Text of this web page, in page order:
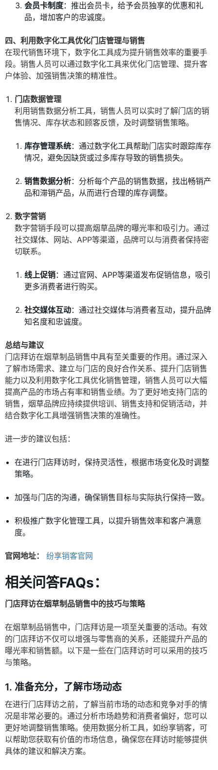
会员卡制度：推出会员卡，给予会员独享的优惠和礼
品，增加客户的忠诚度。
四、利用数字化工具优化门店管理与销售
在现代销售环境下，数字化工具成为提升销售效率的重要手
段。销售人员可以通过数字化工具来优化门店管理、提升客
户体验、加强销售决策的精准性。
门店数据管理
利用销售数据分析工具，销售人员可以实时了解门店的销
售情况、库存状态和顾客反馈，及时调整销售策略。
库存管理系统：通过数字化工具帮助门店实时跟踪库存
情况，避免因缺货或过多库存导致的销售损失。
销售数据分析：分析每个产品的销售数据，找出畅销产
品和滞销产品，从而进行合理的库存调整。
数字营销
数字营销手段可以提高烟草品牌的曝光率和吸引力。通过
社交媒体、网站、APP等渠道，品牌可以与消费者保持密
切联系。
线上促销：通过官网、APP等渠道发布促销信息，吸引
更多消费者进行购买。
社交媒体互动：通过社交媒体与消费者互动，提升品牌
知名度和忠诚度。
总结与建议
门店拜访在烟草制品销售中具有至关重要的作用。通过深入
了解市场需求、建立与门店的良好合作关系、提升门店销售
能力以及利用数字化工具优化销售管理，销售人员可以大幅
提高产品的市场占有率和销售业绩。为了更好地支持门店的
销售，烟草品牌应持续提供培训、销售支持和促销活动，并
结合数字化工具增强销售决策的准确性。
进一步的建议包括：
在进行门店拜访时，保持灵活性，根据市场变化及时调整
策略。
加强与门店的沟通，确保销售目标与实际执行保持一致。
积极推广数字化管理工具，以提升销售效率和客户满意
度。
官网地址： 纷享销客官网
相关问答FAQs：
门店拜访在烟草制品销售中的技巧与策略
在烟草制品销售中，门店拜访是一项至关重要的活动。有效
的门店拜访不仅可以增强与零售商的关系，还能提升产品的
曝光率和销售额。以下是一些在门店拜访时可以采用的技巧
与策略。
1. 准备充分，了解市场动态
在进行门店拜访之前，了解当前市场的动态和竞争对手的情
况是非常必要的。通过分析市场趋势和消费者偏好，您可以
更好地调整销售策略。使用数据分析工具，如纷享销客，可
以帮助您获取有价值的市场信息，确保您在拜访时能够提供
具体的建议和解决方案。